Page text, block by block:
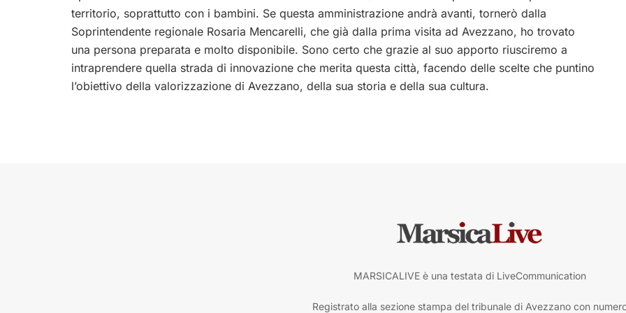
territorio, soprattutto con i bambini. Se questa amministrazione andrà avanti, tornerò dalla
Soprintendente regionale Rosaria Mencarelli, che già dalla prima visita ad Avezzano, ho trovato
una persona preparata e molto disponibile. Sono certo che grazie al suo apporto riusciremo a
intraprendere quella strada di innovazione che merita questa città, facendo delle scelte che puntino
l’obiettivo della valorizzazione di Avezzano, della sua storia e della sua cultura.
MARSICALIVE è una testata di LiveCommunication
Registrato alla sezione stampa del tribunale di Avezzano con